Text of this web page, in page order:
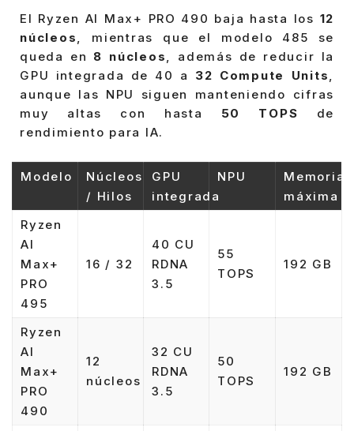
El Ryzen AI Max+ PRO 490 baja hasta los 12
núcleos, mientras que el modelo 485 se
queda en 8 núcleos, además de reducir la
GPU integrada de 40 a 32 Compute Units,
aunque las NPU siguen manteniendo cifras
muy altas con hasta 50 TOPS de
rendimiento para IA.
Modelo
Núcleos
/ Hilos
GPU
integrada
NPU
Memoria
máxima
Ryzen
AI
Max+
PRO
495
16 / 32
40 CU
RDNA
3.5
55
TOPS
192 GB
Ryzen
AI
Max+
PRO
490
12
núcleos
32 CU
RDNA
3.5
50
TOPS
192 GB